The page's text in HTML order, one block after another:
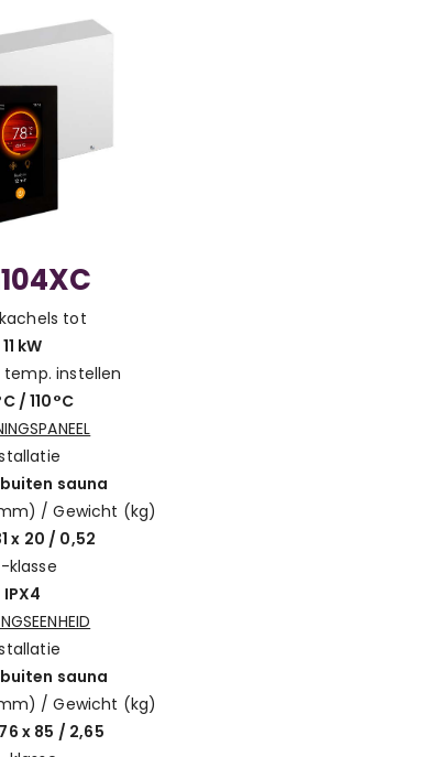
tot
11 kW
temp. instellen
/ 110°C
sauna
/ Gewicht (kg)
x 20 / 0,52
klasse
IPX4
sauna
/ Gewicht (kg)
x 85 / 2,65